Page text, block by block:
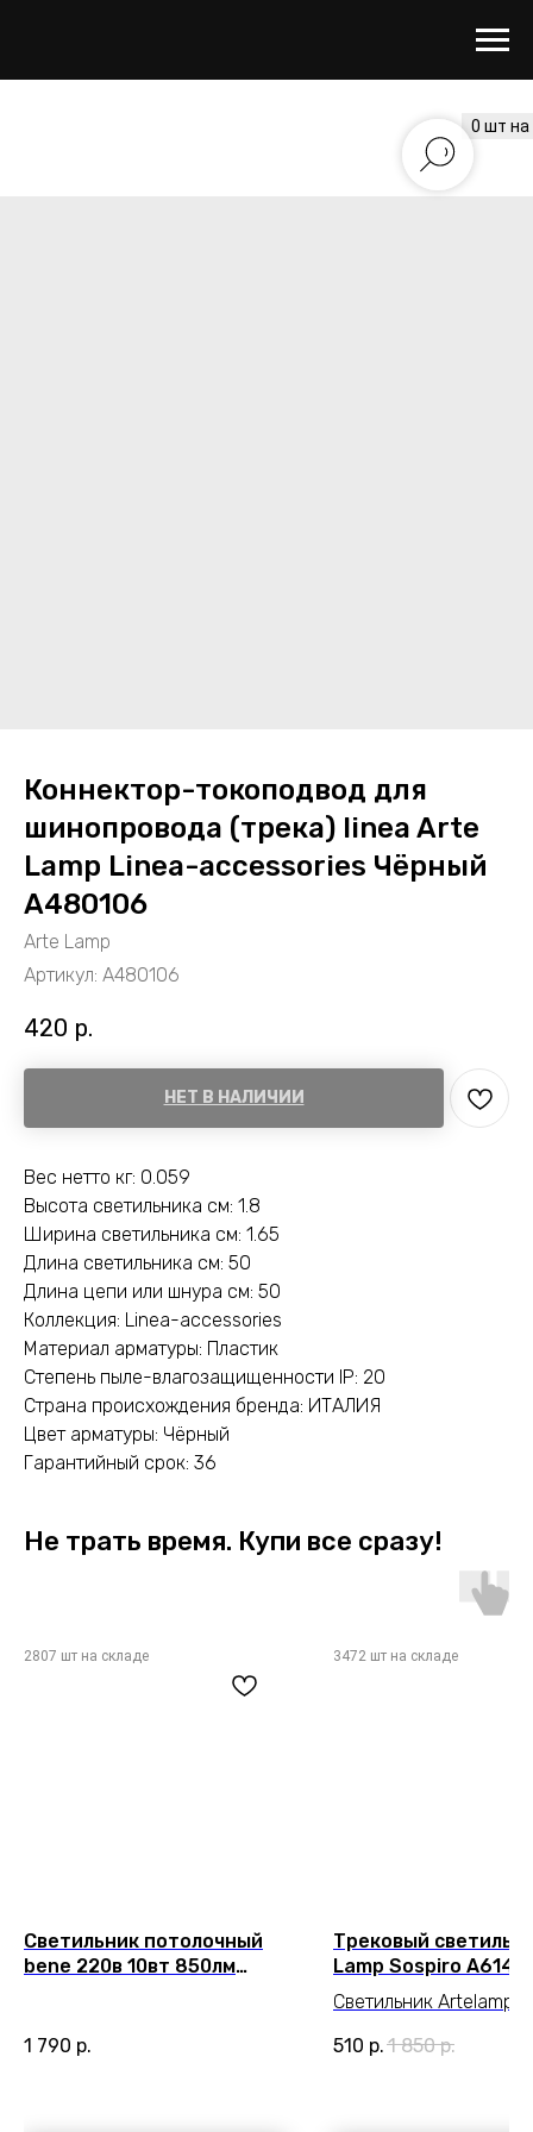
Коннектор-токоподвод для
шинопровода (трека) linea Arte
Lamp Linea-accessories Чёрный
A480106
Arte Lamp
Артикул: A480106
420 р.
НЕТ В НАЛИЧИИ
Вес нетто кг: 0.059
Высота светильника см: 1.8
Ширина светильника см: 1.65
Длина светильника см: 50
Длина цепи или шнура см: 50
Коллекция: Linea-accessories
Материал арматуры: Пластик
Степень пыле-влагозащищенности IP: 20
Страна происхождения бренда: ИТАЛИЯ
Цвет арматуры: Чёрный
Гарантийный срок: 36
Не трать время. Купи все сразу!
Светильник потолочный
bene 220в 10вт 850лм
1 790 р.
Трековый
Lamp Sospiro
Светильник Artelamp
Подчеркнет стиль
510 р. 1 850 р.